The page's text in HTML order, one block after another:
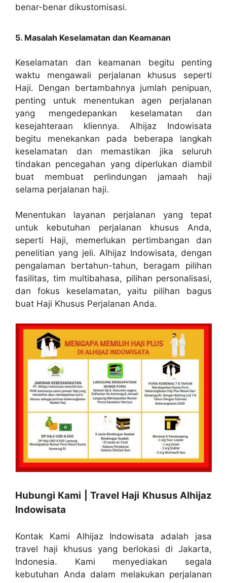
benar-benar dikustomisasi.
5. Masalah Keselamatan dan Keamanan
Keselamatan dan keamanan begitu penting
waktu mengawali perjalanan khusus seperti
Haji. Dengan bertambahnya jumlah penipuan,
penting untuk menentukan agen perjalanan
yang mengedepankan keselamatan dan
kesejahteraan kliennya. Alhijaz Indowisata
begitu menekankan pada beberapa langkah
keselamatan dan memastikan jika seluruh
tindakan pencegahan yang diperlukan diambil
buat membuat perlindungan jamaah haji
selama perjalanan haji.
Menentukan layanan perjalanan yang tepat
untuk kebutuhan perjalanan khusus Anda,
seperti Haji, memerlukan pertimbangan dan
penelitian yang jeli. Alhijaz Indowisata, dengan
pengalaman bertahun-tahun, beragam pilihan
fasilitas, tim multibahasa, pilihan personalisasi,
dan fokus keselamatan, yaitu pilihan bagus
buat Haji Khusus Perjalanan Anda.
Hubungi Kami | Travel Haji Khusus Alhijaz
Indowisata
Kontak Kami Alhijaz Indowisata adalah jasa
travel haji khusus yang berlokasi di Jakarta,
Indonesia. Kami menyediakan segala
kebutuhan Anda dalam melakukan perjalanan